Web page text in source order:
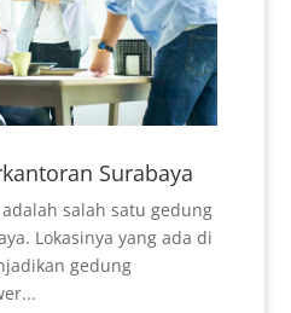
Surabaya
salah satu gedung
Lokasinya yang ada di
gedung